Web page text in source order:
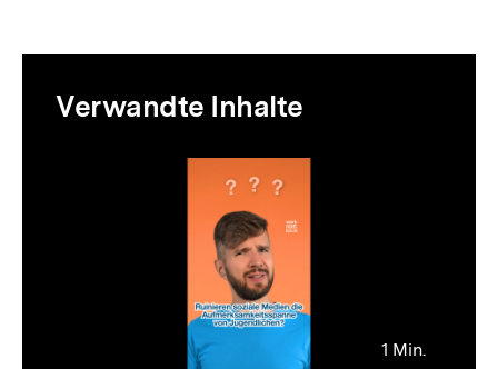
zur
Thematik
Verwandte Inhalte
1 Min.